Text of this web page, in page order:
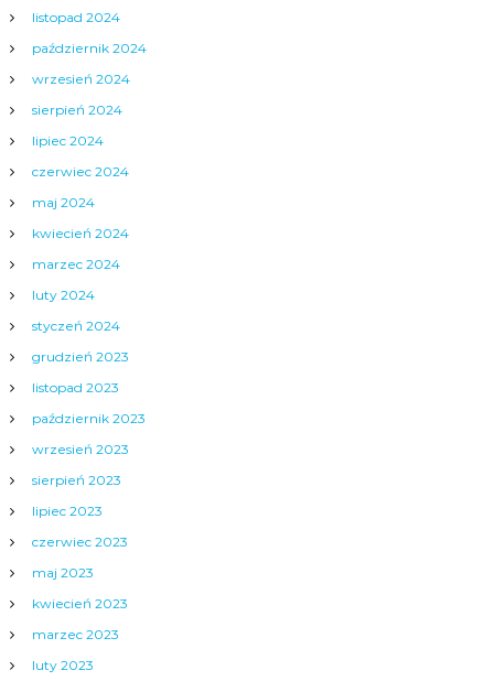
listopad 2024
październik 2024
wrzesień 2024
sierpień 2024
lipiec 2024
czerwiec 2024
maj 2024
kwiecień 2024
marzec 2024
luty 2024
styczeń 2024
grudzień 2023
listopad 2023
październik 2023
wrzesień 2023
sierpień 2023
lipiec 2023
czerwiec 2023
maj 2023
kwiecień 2023
marzec 2023
luty 2023